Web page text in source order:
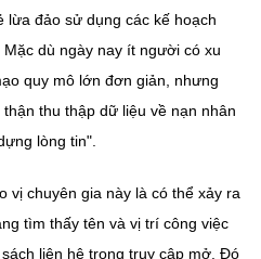
lừa đảo sử dụng các kế hoạch
dù ngày nay ít người có xu
quy mô lớn đơn giản, nhưng
thu thập dữ liệu về nạn nhân
lòng tin".
vị chuyên gia này là có thể xảy ra
tìm thấy tên và vị trí công việc
liên hệ trong truy cập mở. Đó